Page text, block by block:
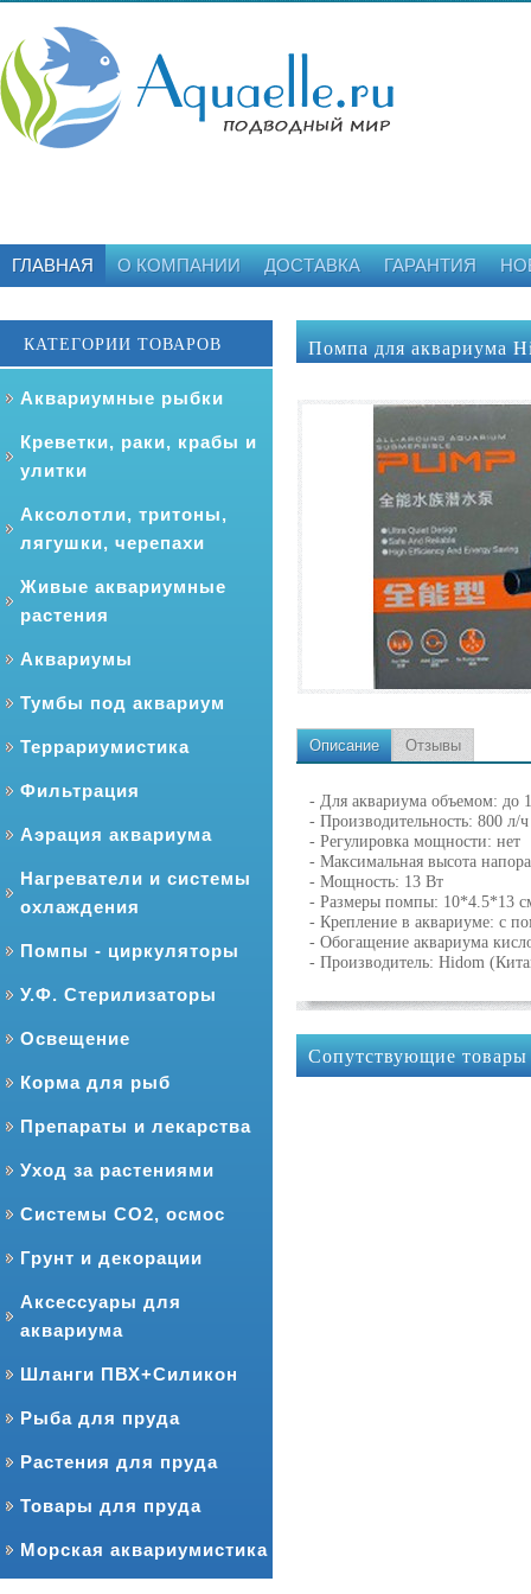
ГЛАВНАЯ О КОМПАНИИ ДОСТАВКА ГАРАНТИЯ
КАТЕГОРИИ ТОВАРОВ
Аквариумные рыбки
Креветки, раки, крабы и
улитки
Аксолотли, тритоны,
лягушки, черепахи
Живые аквариумные
растения
Аквариумы
Тумбы под аквариум
Террариумистика
Фильтрация
Аэрация аквариума
Нагреватели и системы
охлаждения
Помпы - циркуляторы
У.Ф. Стерилизаторы
Освещение
Корма для рыб
Препараты и лекарства
Уход за растениями
Системы CO2, осмос
Грунт и декорации
Аксессуары для
аквариума
Шланги ПВХ+Силикон
Рыба для пруда
Растения для пруда
Товары для пруда
Морская аквариумистика
Помпа для аквариума
Описание Отзывы
- Для аквариума объемом: до
- Производительность: 800 л/ч
- Регулировка мощности: нет
- Максимальная высота
- Мощность: 13 Вт
- Размеры помпы: 10*4.5*13
- Крепление в аквариуме: с
- Обогащение аквариума
- Производитель: Hidom
Сопутствующие товары